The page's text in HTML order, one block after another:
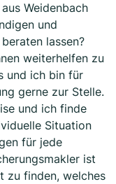
Weidenbach
und
lassen?
weiterhelfen zu
und ich bin für
gerne zur Stelle.
und ich finde
Situation
für jede
ist
zu finden, welches